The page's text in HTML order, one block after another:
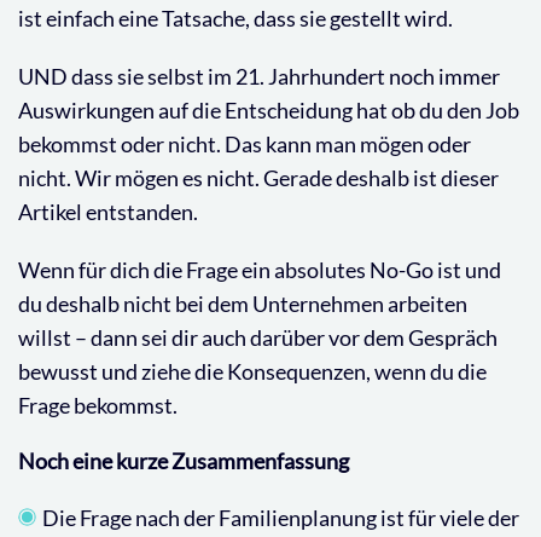
ist einfach eine Tatsache, dass sie gestellt wird.
UND dass sie selbst im 21. Jahrhundert noch immer
Auswirkungen auf die Entscheidung hat ob du den Job
bekommst oder nicht. Das kann man mögen oder
nicht. Wir mögen es nicht. Gerade deshalb ist dieser
Artikel entstanden.
Wenn für dich die Frage ein absolutes No-Go ist und
du deshalb nicht bei dem Unternehmen arbeiten
willst – dann sei dir auch darüber vor dem Gespräch
bewusst und ziehe die Konsequenzen, wenn du die
Frage bekommst.
Noch eine kurze Zusammenfassung
Die Frage nach der Familienplanung ist für viele der